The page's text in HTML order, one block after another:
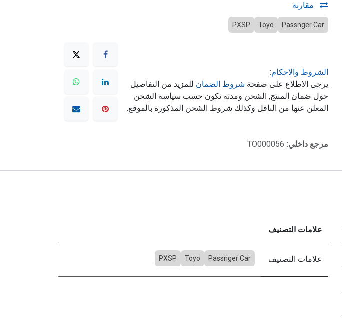
مقارنة
Passnger Car
Toyo
PXSP
الشروط والاحكام:
يرجى الاطلاع على صفحة شروط الضمان للمزيد من التفاصيل
حول ضمان المنتج, الشحن ومدته تكون حسب سياسة الشحن
المعلن عنها من الناقل وكذلك شروط الشحن المذكورة بالموقع.
مرجع داخلي: TO000056
علامات التصنيف
علامات التصنيف Passnger Car
Toyo
PXSP